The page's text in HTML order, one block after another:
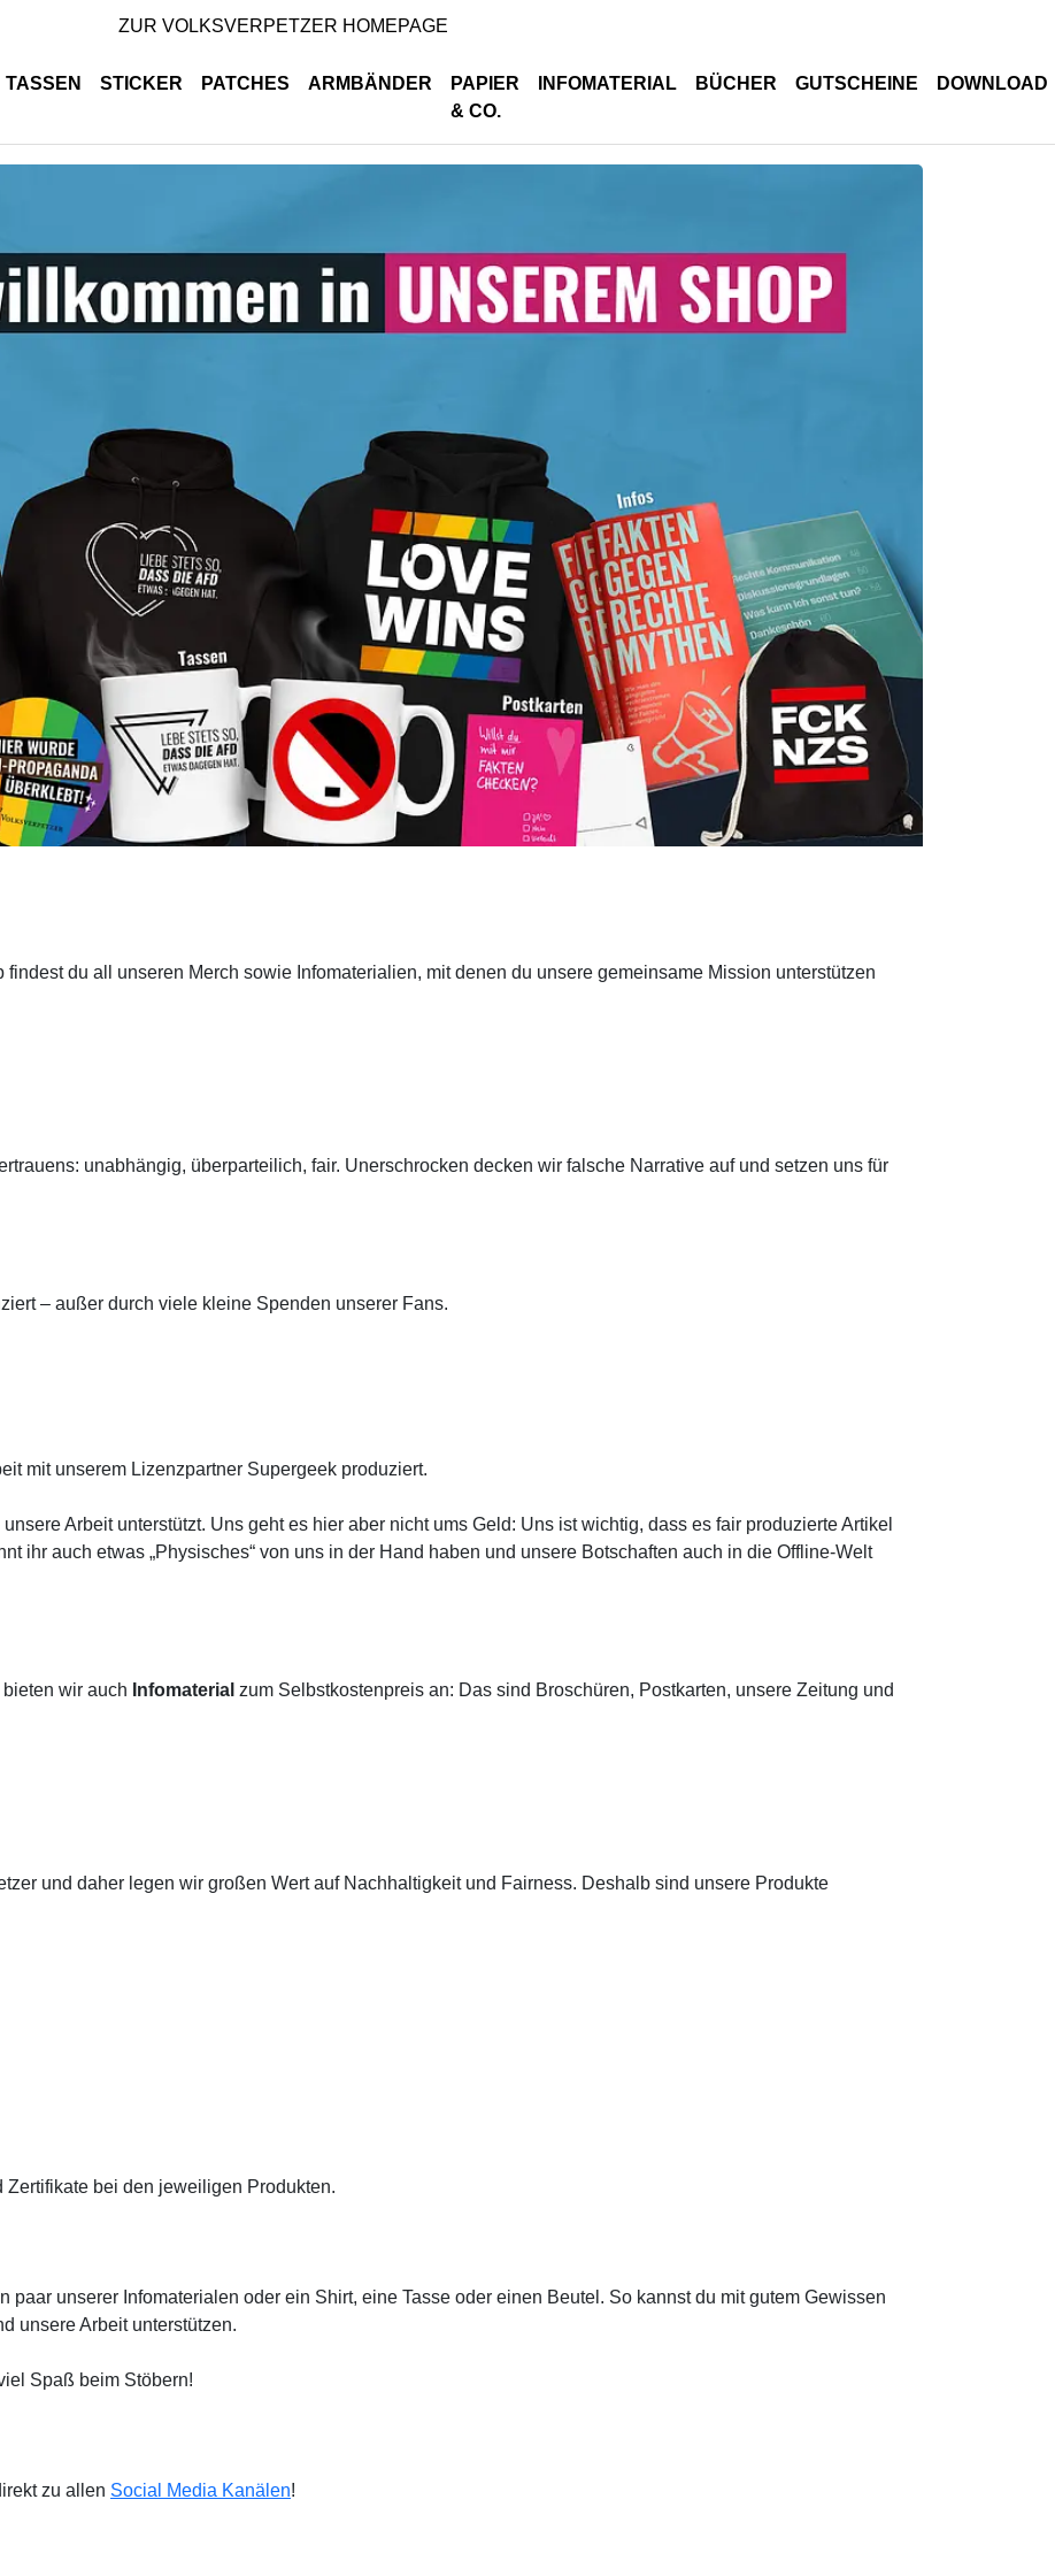
ZUR VOLKSVERPETZER HOMEPAGE
TASSEN STICKER PATCHES ARMBÄNDER
PAPIER
& CO.
INFOMATERIAL BÜCHER GUTSCHEINE DOWNLOAD
du all unseren Merch sowie Infomaterialien, mit denen du unsere gemeinsame Mission unterstützen
unabhängig, überparteilich, fair. Unerschrocken decken wir falsche Narrative auf und setzen uns für
– außer durch viele kleine Spenden unserer Fans.
mit unserem Lizenzpartner Supergeek produziert.
Arbeit unterstützt. Uns geht es hier aber nicht ums Geld: Uns ist wichtig, dass es fair produzierte Artikel
ihr auch etwas „Physisches“ von uns in der Hand haben und unsere Botschaften auch in die Offline-Welt
wir auch Infomaterial zum Selbstkostenpreis an: Das sind Broschüren, Postkarten, unsere Zeitung und
und daher legen wir großen Wert auf Nachhaltigkeit und Fairness. Deshalb sind unsere Produkte
bei den jeweiligen Produkten.
paar unserer Infomaterialen oder ein Shirt, eine Tasse oder einen Beutel. So kannst du mit gutem Gewissen
unsere Arbeit unterstützen.
Spaß beim Stöbern!
zu allen Social Media Kanälen!